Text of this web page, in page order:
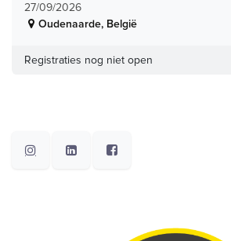
27/09/2026
Oudenaarde, België
Registraties nog niet open